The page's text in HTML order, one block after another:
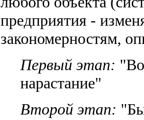
предприятия -
закономерностям,
Первый этап:
нарастание"
Второй этап: